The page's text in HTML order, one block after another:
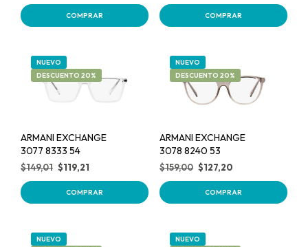
COMPRAR COMPRAR
DESCUENTO 20%
NUEVO
ARMANI EXCHANGE
3077 8333 54
$149,01 $119,21
COMPRAR
DESCUENTO 20%
NUEVO
ARMANI EXCHANGE
3078 8240 53
$159,00 $127,20
COMPRAR
NUEVO NUEVO